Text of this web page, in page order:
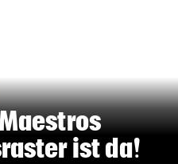
ist da!